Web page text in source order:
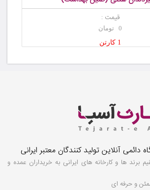
قیمت :
0 تومان
1 کارتن
دائمی آنلاین تولید کنندگان معتبر ایرانی
برند ها و کارخانه های ایرانی به خریداران عمده و
و حرفه ای